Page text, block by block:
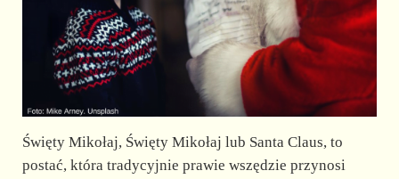
Święty Mikołaj, Święty Mikołaj lub Santa Claus, to
postać, która tradycyjnie prawie wszędzie przynosi